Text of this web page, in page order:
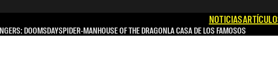
NOTICIAS
DOOMSDAYSPIDER-MANHOUSE OF THE DRAGONLA CASA DE LOS FAMOSOS